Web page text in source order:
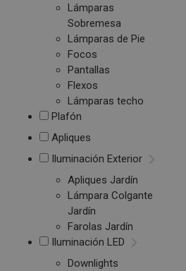
Lámparas
Sobremesa
Lámparas de Pie
Focos
Pantallas
Flexos
Lámparas techo
Plafón
Apliques
Iluminación Exterior
Apliques Jardín
Lámpara Colgante
Jardín
Farolas Jardín
Iluminación LED
Downlights